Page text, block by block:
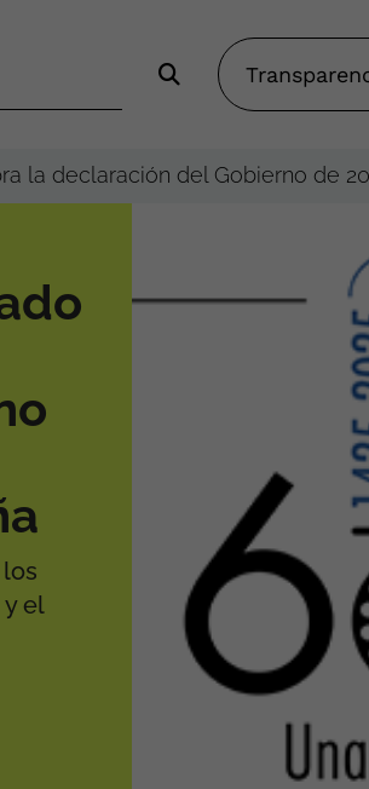
la declaración del Gobierno de
el